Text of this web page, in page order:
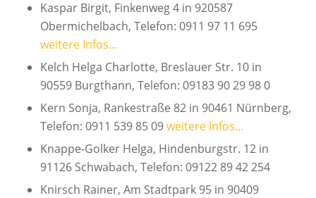
Kaspar Birgit, Finkenweg 4 in 920587
Obermichelbach, Telefon: 0911 97 11 695
weitere Infos…
Kelch Helga Charlotte, Breslauer Str. 10 in
90559 Burgthann, Telefon: 09183 90 29 98 0
Kern Sonja, Rankestraße 82 in 90461 Nürnberg,
Telefon: 0911 539 85 09weitere Infos…
Knappe-Golker Helga, Hindenburgstr. 12 in
91126 Schwabach, Telefon: 09122 89 42 254
Knirsch Rainer, Am Stadtpark 95 in 90409